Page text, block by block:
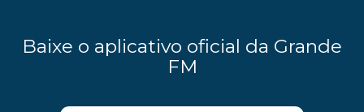
Baixe o aplicativo oficial da Grande
FM